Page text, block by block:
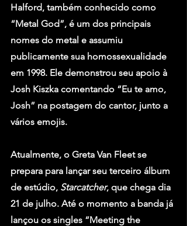
Halford, também conhecido como
“Metal God”, é um dos principais
nomes do metal e assumiu
publicamente sua homossexualidade
em 1998. Ele demonstrou seu apoio à
Josh Kiszka comentando “Eu te amo,
Josh” na postagem do cantor, junto a
vários emojis.
Atualmente, o Greta Van Fleet se
prepara para lançar seu terceiro álbum
de estúdio, Starcatcher, que chega dia
21 de julho. Até o momento a banda já
lançou os singles “Meeting the